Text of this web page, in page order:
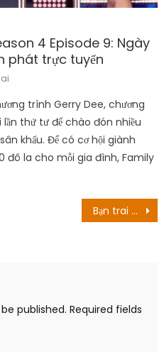
4 Episode 9: Ngày
phát trực tuyến
trình Gerry Dee, chương
thứ tư để chào đón nhiều
khấu. Để có cơ hội giành
đô la cho mỗi gia đình, Family
Bạn trai của TJ Osborne là ai? Mối quan hệ nổi tiếng với Abi Ventura
published. Required fields